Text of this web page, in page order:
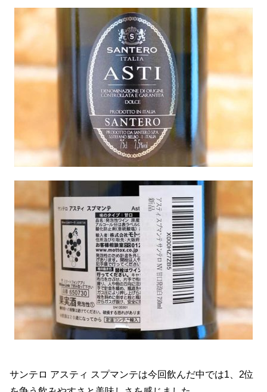
サンテロ アスティ スプマンテは今回飲んだ中では1、2位